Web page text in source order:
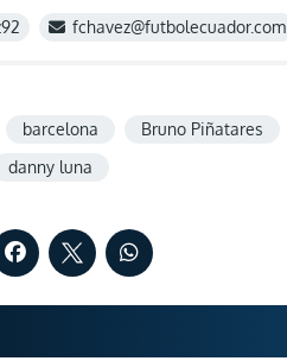
fchavez@futbolecuador.com
barcelona
Bruno Piñatares
danny luna